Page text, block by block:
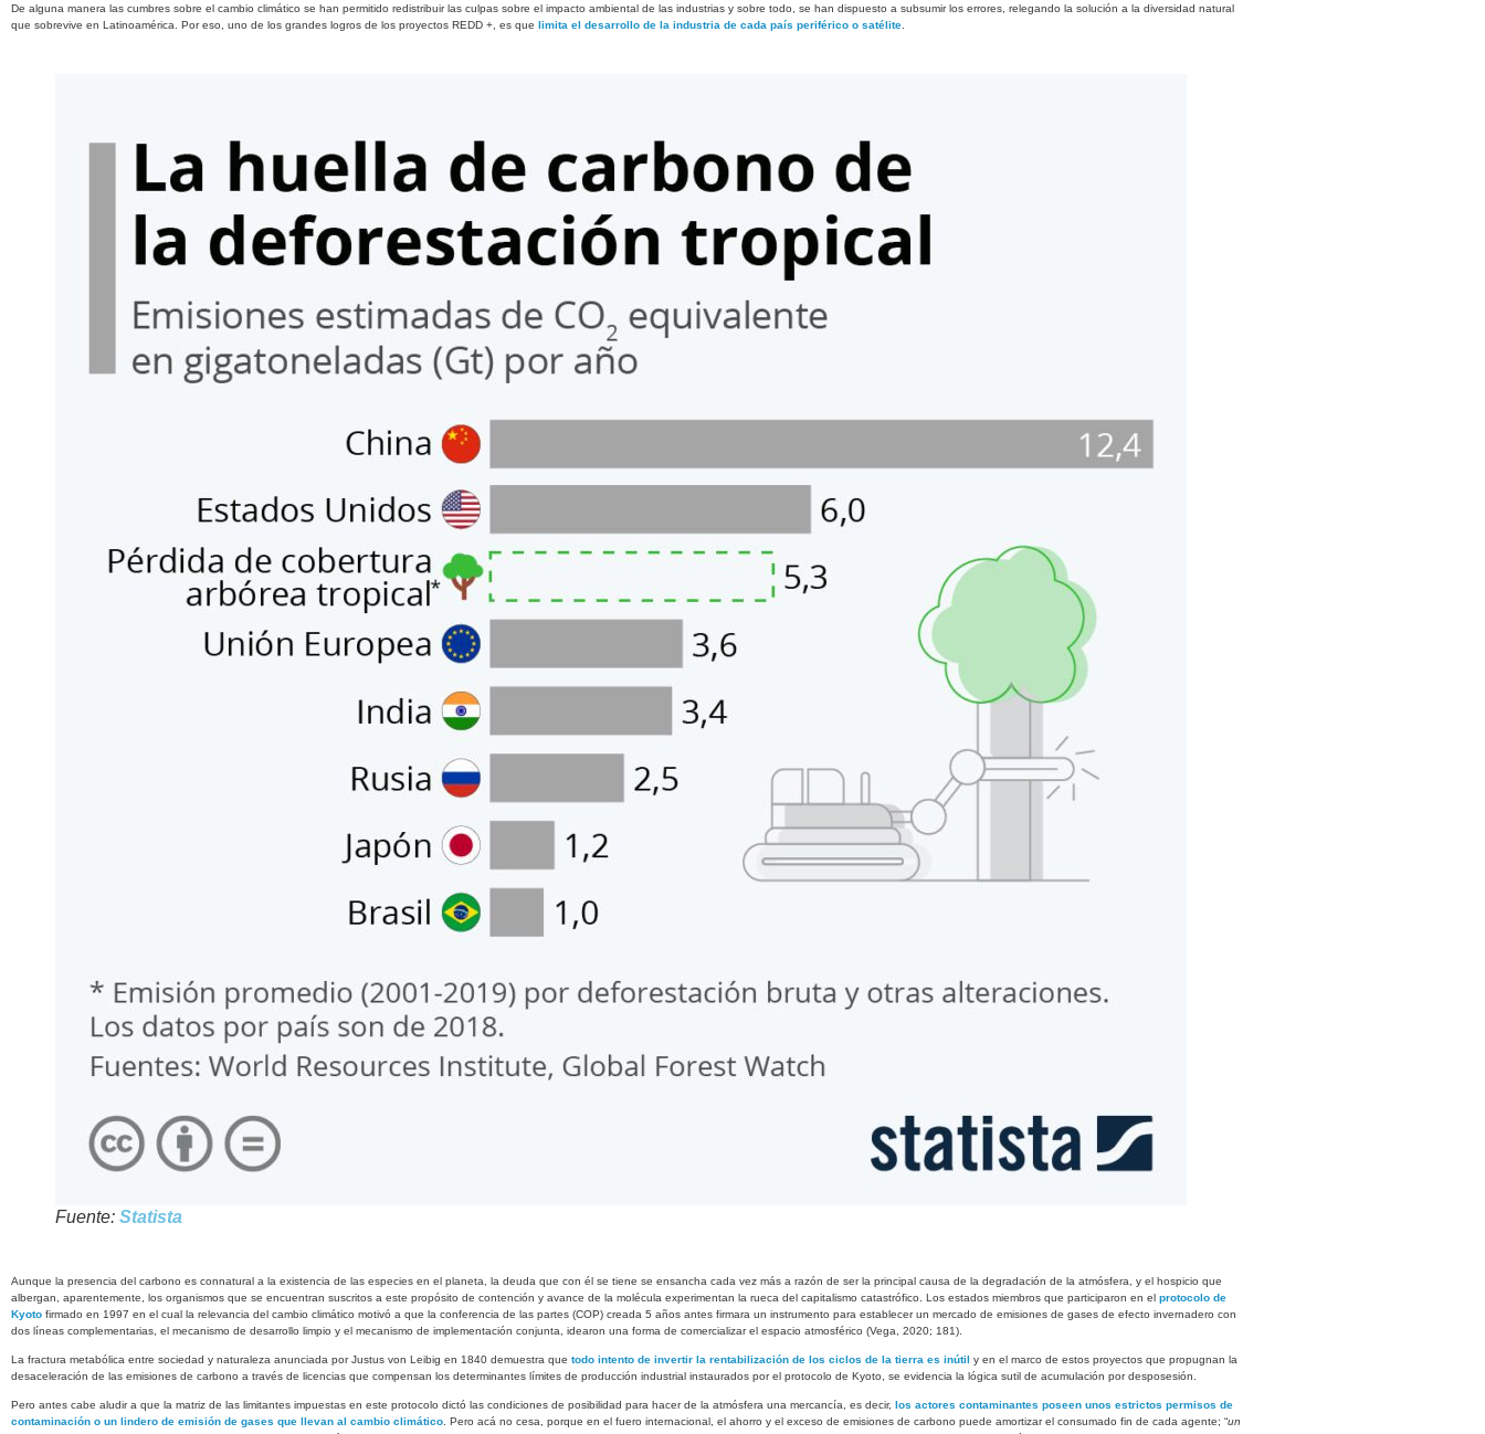
De alguna manera las cumbres sobre el cambio climático se han permitido redistribuir las culpas sobre el impacto ambiental de las industrias y sobre todo, se han dispuesto a subsumir los errores, relegando la solución a la diversidad natural
que sobrevive en Latinoamérica. Por eso, uno de los grandes logros de los proyectos REDD +, es que limita el desarrollo de la industria de cada país periférico o satélite
Fuente: Statista
Aunque la presencia del carbono es connatural a la existencia de las especies en el planeta, la deuda que con él se tiene se ensancha cada vez más a razón de ser la principal causa de la degradación de la atmósfera, y el hospicio que
albergan, aparentemente, los organismos que se encuentran suscritos a este propósito de contención y avance de la molécula experimentan la rueca del capitalismo catastrófico. Los estados miembros que participaron en el protocolo de
Kyoto firmado en 1997 en el cual la relevancia del cambio climático motivó a que la conferencia de las partes (COP) creada 5 años antes firmara un instrumento para establecer un mercado de emisiones de gases de efecto invernadero con
dos líneas complementarias, el mecanismo de desarrollo limpio y el mecanismo de implementación conjunta, idearon una forma de comercializar el espacio atmosférico (Vega, 2020; 181).
La fractura metabólica entre sociedad y naturaleza anunciada por Justus von Leibig en 1840 demuestra que todo intento de invertir la rentabilización de los ciclos de la tierra es inútil
y en el marco de estos proyectos que propugnan la
desaceleración de las emisiones de carbono a través de licencias que compensan los determinantes límites de producción industrial instaurados por el protocolo de Kyoto, se evidencia la lógica sutil de acumulación por desposesión.
Pero antes cabe aludir a que la matriz de las limitantes impuestas en este protocolo dictó las condiciones de posibilidad para hacer de la atmósfera una mercancía, es decir,
los actores contaminantes poseen unos estrictos permisos de
contaminación o un lindero de emisión de gases que llevan al cambio climático. Pero acá no cesa, porque en el fuero internacional, el ahorro y el exceso de emisiones de carbono puede amortizar el consumado fin de cada agente; “un